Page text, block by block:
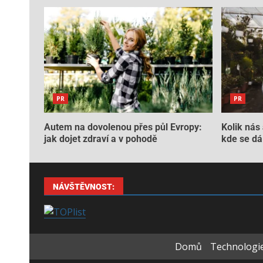
PR
Autem na dovolenou přes půl Evropy:
jak dojet zdraví a v pohodě
PR
Kolik nás
kde se
NÁVŠTĚVNOST:
Domů